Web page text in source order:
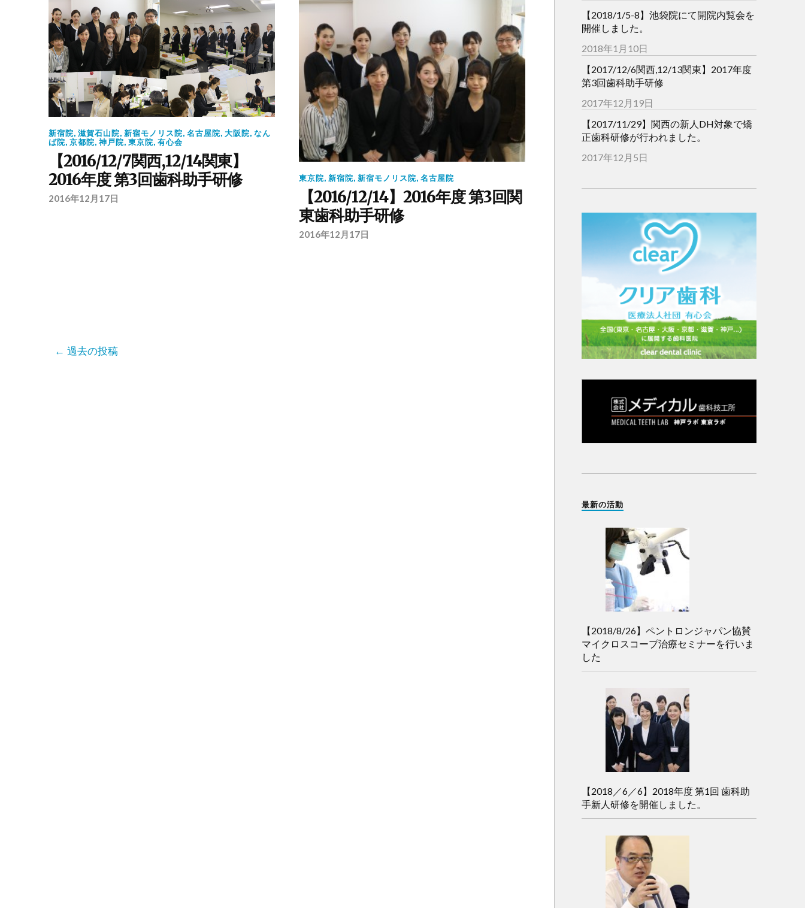
新宿院, 滋賀石山院, 新宿モノリス院, 名古屋院, 大阪院, なん
ば院, 京都院, 神戸院, 東京院, 有心会
【2016/12/7関西,12/14関東】
2016年度 第3回歯科助手研修
2016年12月17日
東京院, 新宿院, 新宿モノリス院, 名古屋院
【2016/12/14】2016年度 第3回関
東歯科助手研修
2016年12月17日
過去の投稿
【2018/1/5-8】池袋院にて開院内覧会を
開催しました。
2018年1月10日
【2017/12/6関西,12/13関東】2017年度
第3回歯科助手研修
2017年12月19日
【2017/11/29】関西の新人DH対象で矯
正歯科研修が行われました。
2017年12月5日
最新の活動
【2018/8/26】ペントロンジャパン協賛
マイクロスコープ治療セミナーを行いま
した
【2018／6／6】2018年度 第1回 歯科助
手新人研修を開催しました。